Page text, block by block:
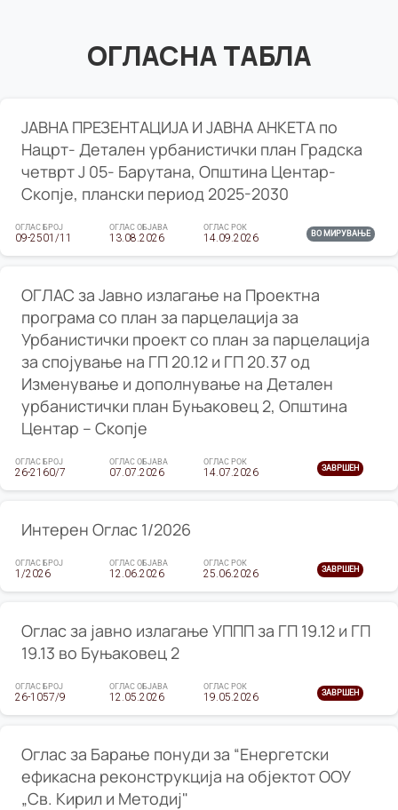
ОГЛАСНА ТАБЛА
ЈАВНА ПРЕЗЕНТАЦИЈА И ЈАВНА АНКЕТА по
Нацрт- Детален урбанистички план Градска
четврт Ј 05- Барутана, Општина Центар-
Скопје, плански период 2025-2030
ОГЛАС БРОЈ
09-2501/11
ОГЛАС ОБЈАВА
13.08.2026
ОГЛАС РОК
14.09.2026 ВО МИРУВАЊЕ
ОГЛАС за Јавно излагање на Проектна
програма со план за парцелација за
Урбанистички проект со план за парцелација
за спојување на ГП 20.12 и ГП 20.37 од
Изменување и дополнување на Детален
урбанистички план Буњаковец 2, Општина
Центар – Скопје
ОГЛАС БРОЈ
26-2160/7
ОГЛАС ОБЈАВА
07.07.2026
ОГЛАС РОК
14.07.2026 ЗАВРШЕН
Интерен Оглас 1/2026
ОГЛАС БРОЈ
1/2026
ОГЛАС ОБЈАВА
12.06.2026
ОГЛАС РОК
25.06.2026 ЗАВРШЕН
Оглас за јавно излагање УППП за ГП 19.12 и ГП
19.13 во Буњаковец 2
ОГЛАС БРОЈ
26-1057/9
ОГЛАС ОБЈАВА
12.05.2026
ОГЛАС РОК
19.05.2026 ЗАВРШЕН
Оглас за Барање понуди за “Енергетски
ефикасна реконструкција на објектот ООУ
„Св. Кирил и Методиј"